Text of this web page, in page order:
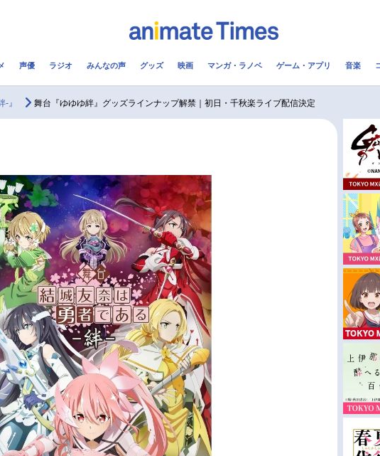
配信・
覧
一覧
覧
アニメ映画一覧
実写化映画一覧
男性声優/女性声優一覧
今期アニメ曜日別一覧
FOLLOW US
声優 ラジオ みんなの声 グッズ 映画 マンガ・ラノベ ゲーム・アプリ 音楽
』 舞台『ゆゆゆ絆』グッズラインナップ解禁｜初日・千秋楽ライブ配信決定